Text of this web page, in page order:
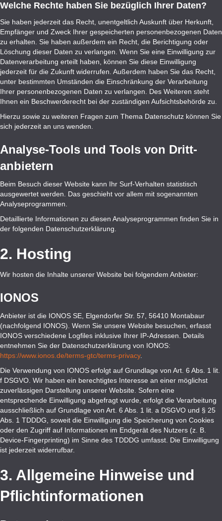
Welche Rechte haben Sie bezüglich Ihrer Daten?
Sie haben jederzeit das Recht, unentgeltlich Auskunft über Herkunft,
Empfänger und Zweck Ihrer gespeicherten personenbezogenen Daten
zu erhalten. Sie haben außerdem ein Recht, die Berichtigung oder
Löschung dieser Daten zu verlangen. Wenn Sie eine Einwilligung zur
Datenverarbeitung erteilt haben, können Sie diese Einwilligung
jederzeit für die Zukunft widerrufen. Außerdem haben Sie das Recht,
unter bestimmten Umständen die Einschränkung der Verarbeitung
Ihrer personenbezogenen Daten zu verlangen. Des Weiteren steht
Ihnen ein Beschwerderecht bei der zuständigen Aufsichtsbehörde zu.
Hierzu sowie zu weiteren Fragen zum Thema Datenschutz können Sie
sich jederzeit an uns wenden.
Analyse-Tools und Tools von Dritt­
anbietern
Beim Besuch dieser Website kann Ihr Surf-Verhalten statistisch
ausgewertet werden. Das geschieht vor allem mit sogenannten
Analyseprogrammen.
Detaillierte Informationen zu diesen Analyseprogrammen finden Sie in
der folgenden Datenschutzerklärung.
2. Hosting
Wir hosten die Inhalte unserer Website bei folgendem Anbieter:
IONOS
Anbieter ist die IONOS SE, Elgendorfer Str. 57, 56410 Montabaur
(nachfolgend IONOS). Wenn Sie unsere Website besuchen, erfasst
IONOS verschiedene Logfiles inklusive Ihrer IP-Adressen. Details
entnehmen Sie der Datenschutzerklärung von IONOS:
https://www.ionos.de/terms-gtc/terms-privacy.
Die Verwendung von IONOS erfolgt auf Grundlage von Art. 6 Abs. 1 lit.
f DSGVO. Wir haben ein berechtigtes Interesse an einer möglichst
zuverlässigen Darstellung unserer Website. Sofern eine
entsprechende Einwilligung abgefragt wurde, erfolgt die Verarbeitung
ausschließlich auf Grundlage von Art. 6 Abs. 1 lit. a DSGVO und § 25
Abs. 1 TDDDG, soweit die Einwilligung die Speicherung von Cookies
oder den Zugriff auf Informationen im Endgerät des Nutzers (z. B.
Device-Fingerprinting) im Sinne des TDDDG umfasst. Die Einwilligung
ist jederzeit widerrufbar.
3. Allgemeine Hinweise und
Pflicht­informationen